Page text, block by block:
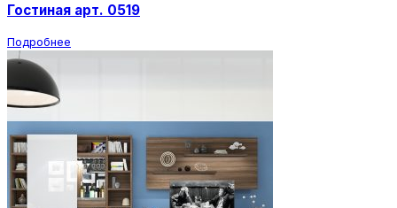
Гостиная арт. 0519
Подробнее